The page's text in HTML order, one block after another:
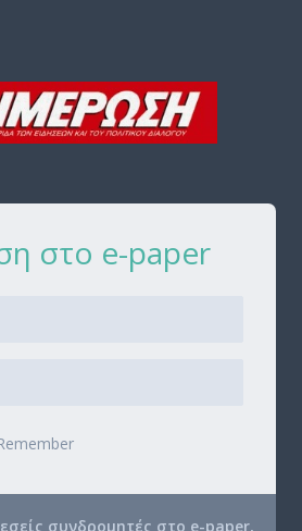
στο e-paper
εσείς συνδρομητές στο e-paper,